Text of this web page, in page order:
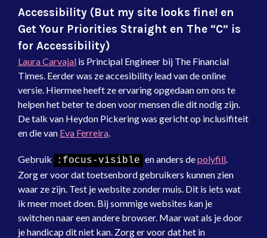
Accessibility (But my site looks fine! en
Get Your Priorities Straight en The “C” is
for Accessibility)
Laura Carvajal is Principal Engineer bij The Financial
Times. Eerder was ze accesibility lead van de online
versie. Hiermee heeft ze ervaring opgedaan om ons te
helpen het beter te doen voor mensen die dit nodig zijn.
De talk van Heydon Pickering was gericht op inclusifiteit
en die van Eva Ferreira.
Gebruik :focus-visible en anders depolyfill.
Zorg er voor dat toetsenbord gebruikers kunnen zien
waar ze zijn. Test je website zonder muis. Dit is iets wat
ik meer moet doen. Bij sommige websites kan je
switchen naar een andere browser. Maar wat als je door
je handicap dit niet kan. Zorg er voor dat het in